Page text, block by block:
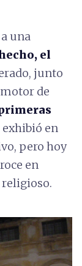
una
el
junto
de
en
pero hoy
en
religioso.